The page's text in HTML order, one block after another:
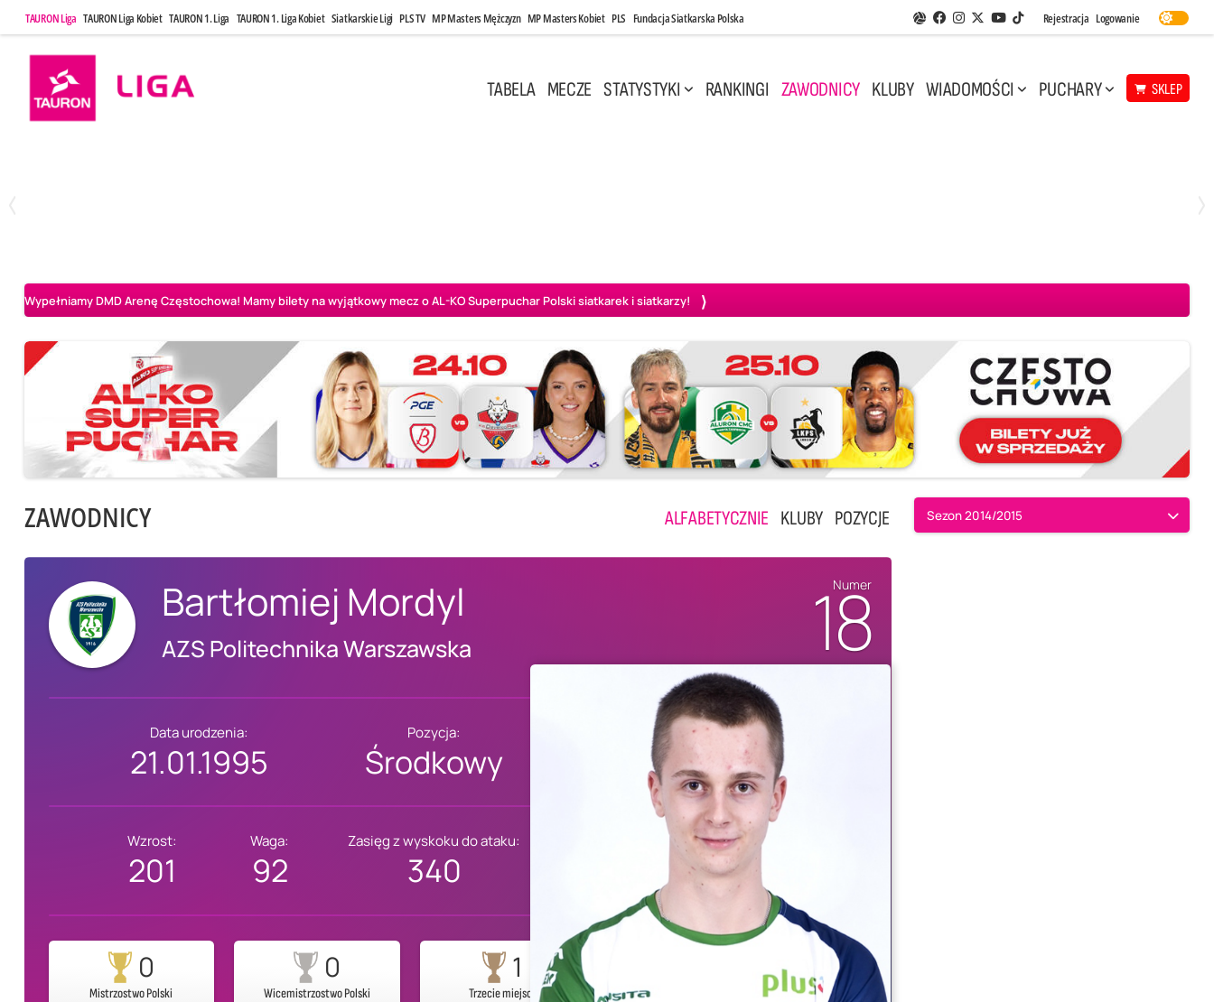
TAURON Liga TAURON Liga Kobiet TAURON 1. Liga TAURON 1. Liga Kobiet Siatkarskie Ligi PLS TV MP Masters Mężczyzn MP Masters Kobiet PLS Fundacja Siatkarska Polska Aplikacja Siatkarskie Ligi
Facebook
Instagram
Twitter
Youtube
TikTok
Rejestracja Logowanie
TABELA MECZE STATYSTYKI RANKINGI ZAWODNICY KLUBY WIADOMOŚCI PUCHARY SKLEP
Wypełniamy DMD Arenę Częstochowa! Mamy bilety na wyjątkowy mecz o AL-KO Superpuchar Polski siatkarek i siatkarzy!
ZAWODNICY ALFABETYCZNIE KLUBY POZYCJE Sezon 2014/2015
Bartłomiej Mordyl
AZS Politechnika Warszawska
Data urodzenia:
21.01.1995
Pozycja:
Środkowy
Wzrost:
201
Waga:
92
Zasięg z wyskoku do ataku:
340
0
Mistrzostwo Polski
0
Wicemistrzostwo Polski
1
Trzecie miejsce
Numer
18